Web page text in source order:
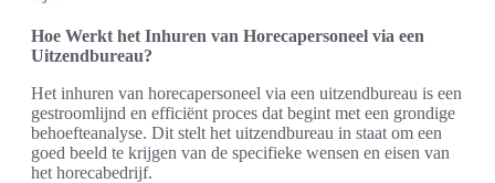
Hoe Werkt het Inhuren van Horecapersoneel via een
Uitzendbureau?
Het inhuren van horecapersoneel via een uitzendbureau is een
gestroomlijnd en efficiënt proces dat begint met een grondige
behoefteanalyse. Dit stelt het uitzendbureau in staat om een
goed beeld te krijgen van de specifieke wensen en eisen van
het horecabedrijf.